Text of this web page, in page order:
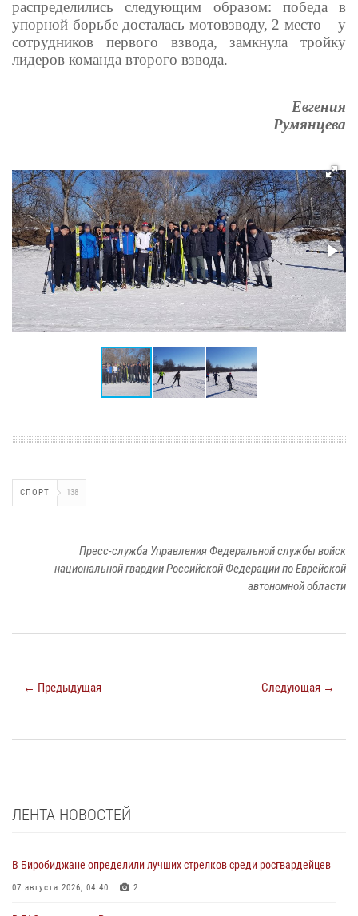
распределились следующим образом: победа в
упорной борьбе досталась мотовзводу, 2 место – у
сотрудников первого взвода, замкнула тройку
лидеров команда второго взвода.
Евгения
Румянцева
СПОРТ 138
Пресс-служба Управления Федеральной службы войск
национальной гвардии Российской Федерации по Еврейской
автономной области
← Предыдущая Следующая →
ЛЕНТА НОВОСТЕЙ
В Биробиджане определили лучших стрелков среди росгвардейцев
07 августа 2026, 04:40 2